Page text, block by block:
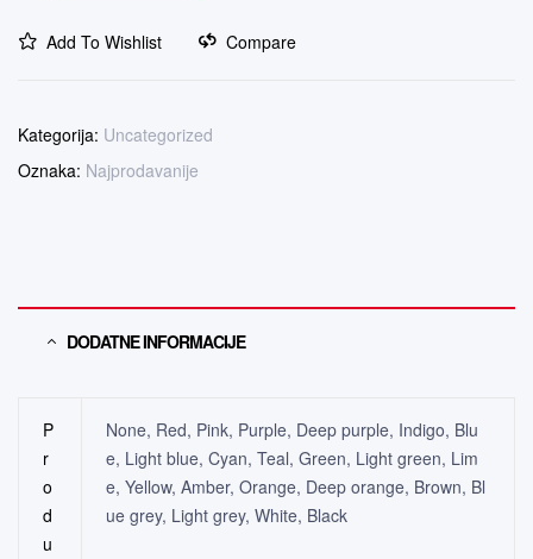
Add To Wishlist Compare
Kategorija: Uncategorized
Oznaka: Najprodavanije
DODATNE INFORMACIJE
P
r
o
d
u
None, Red, Pink, Purple, Deep purple, Indigo, Blu
e, Light blue, Cyan, Teal, Green, Light green, Lim
e, Yellow, Amber, Orange, Deep orange, Brown, Bl
ue grey, Light grey, White, Black